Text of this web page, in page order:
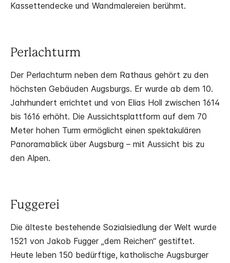
Kassettendecke und Wandmalereien berühmt.
Perlachturm
Der Perlachturm neben dem Rathaus gehört zu den
höchsten Gebäuden Augsburgs. Er wurde ab dem 10.
Jahrhundert errichtet und von Elias Holl zwischen 1614
bis 1616 erhöht. Die Aussichtsplattform auf dem 70
Meter hohen Turm ermöglicht einen spektakulären
Panoramablick über Augsburg – mit Aussicht bis zu
den Alpen.
Fuggerei
Die älteste bestehende Sozialsiedlung der Welt wurde
1521 von Jakob Fugger „dem Reichen“ gestiftet.
Heute leben 150 bedürftige, katholische Augsburger